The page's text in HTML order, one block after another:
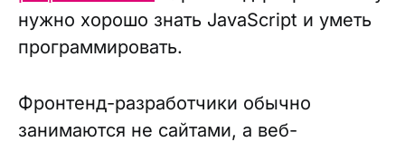
нужно хорошо знать JavaScript и уметь
программировать.
Фронтенд-разработчики обычно
занимаются не сайтами, а веб-